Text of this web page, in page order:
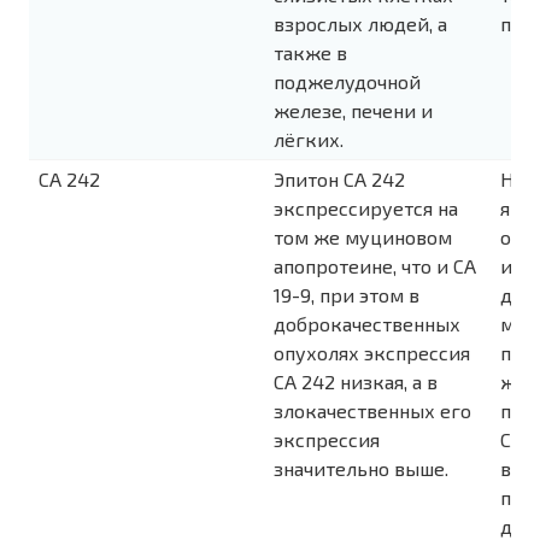
взрослых людей, а
также в
поджелудочной
железе, печени и
лёгких.
CA 242
Эпитон CA 242
экспрессируется на
том же муциновом
апопротеине, что и CA
19-9, при этом в
доброкачественных
опухолях экспрессия
СА 242 низкая, а в
злокачественных его
экспрессия
значительно выше.
На